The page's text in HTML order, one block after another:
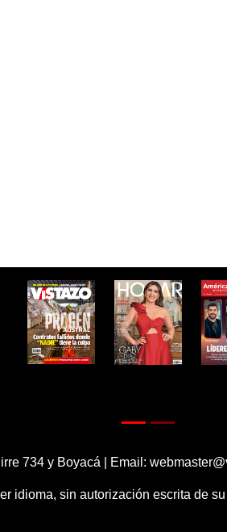
734 y Boyacá | Email:
idioma, sin autorización escrita de